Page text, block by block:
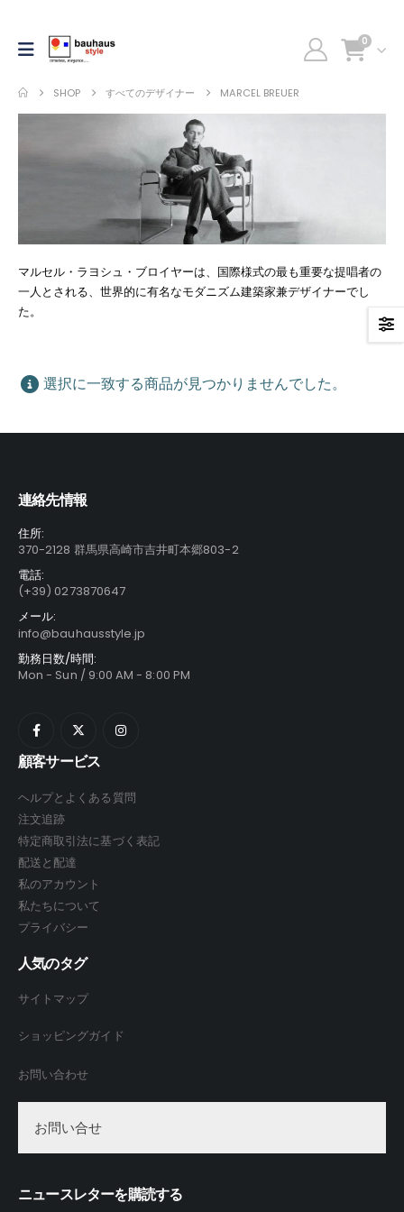
0
SHOP すべてのデザイナー MARCEL BREUER
マルセル・ラヨシュ・ブロイヤーは、国際様式の最も重要な提唱者の
一人とされる、世界的に有名なモダニズム建築家兼デザイナーでし
た。
選択に一致する商品が見つかりませんでした。
連絡先情報
住所:
370-2128 群馬県高崎市吉井町本郷803-2
電話:
(+39) 0273870647
メール:
info@bauhausstyle.jp
勤務日数/時間:
Mon - Sun / 9:00 AM - 8:00 PM
顧客サービス
ヘルプとよくある質問
注文追跡
特定商取引法に基づく表記
配送と配達
私のアカウント
私たちについて
プライバシー
人気のタグ
サイトマップ
ショッピングガイド
お問い合わせ
お問い合せ
ニュースレターを購読する